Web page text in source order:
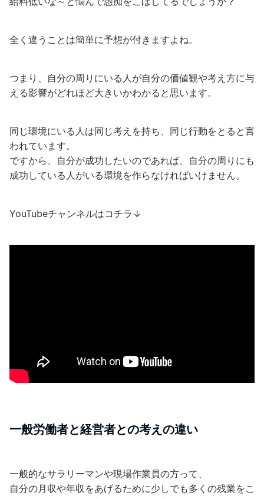
全く違うことは簡単に予想が付きますよね。
つまり、自分の周りにいる人が自分の価値観や考え方に与
える影響がどれほど大きいかわかると思います。
同じ環境にいる人は同じ考えを持ち、同じ行動をとると言
われています。
ですから、自分が成功したいのであれば、自分の周りにも
成功している人がいる環境を作らなければいけません。
YouTubeチャンネルはコチラ↓
一般労働者と経営者との考えの違い
一般的なサラリーマンや現場作業員の方って、
自分の月収や年収をあげるために少しでも多くの残業をこ